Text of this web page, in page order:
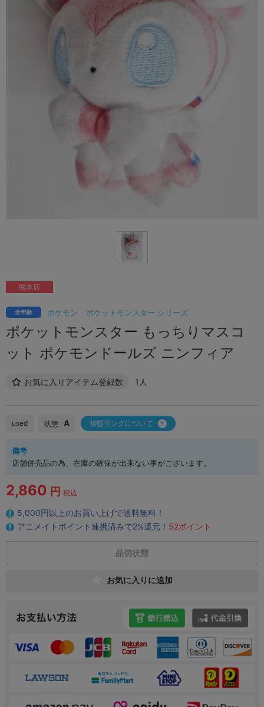
ポケモン ポケットモンスター シリーズ
全年齢
ポケットモンスター もっちりマスコ
ット ポケモンドールズ ニンフィア
お気に入りアイテム登録数 1人
熊本店
used 状態 : A 状態ランクについて
備考
店舗併売品の為、在庫の確保が出来ない事がございます。
2,860 円 税込
5,000円以上のお買い上げで送料無料！
アニメイトポイント連携済みで2%還元！ 52ポイント
品切状態
お気に入りに追加